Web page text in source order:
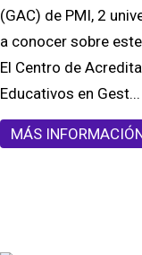
(GAC) de PMI, 2
a conocer sobre
El Centro de
Educativos en Gest...
MÁS